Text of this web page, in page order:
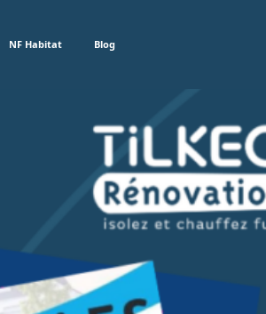
NF Habitat Blog